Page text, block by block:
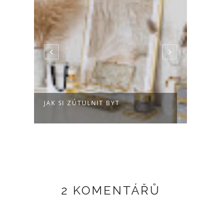
JAK SI ZÚTULNIT BYT
2 KOMENTÁŘŮ